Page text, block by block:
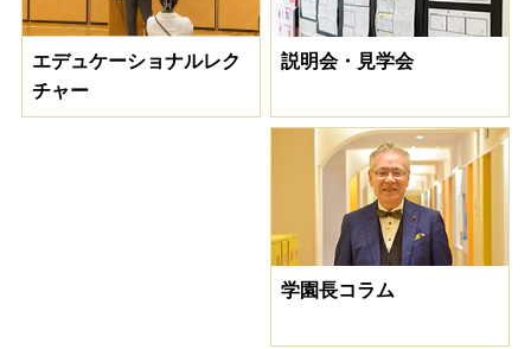
エデュケーショナルレク
チャー
説明会・見学会
学園長コラム